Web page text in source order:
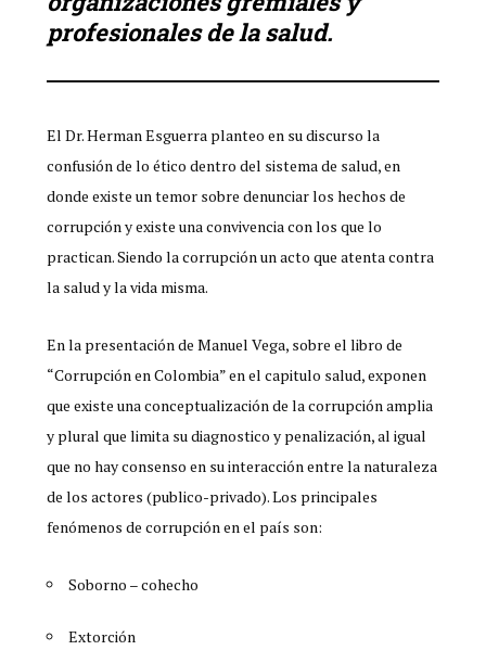
profesionales de la salud.
El Dr. Herman Esguerra planteo en su discurso la
confusión de lo ético dentro del sistema de salud, en
donde existe un temor sobre denunciar los hechos de
corrupción y existe una convivencia con los que lo
practican. Siendo la corrupción un acto que atenta contra
la salud y la vida misma.
En la presentación de Manuel Vega, sobre el libro de
“Corrupción en Colombia” en el capitulo salud, exponen
que existe una conceptualización de la corrupción amplia
y plural que limita su diagnostico y penalización, al igual
que no hay consenso en su interacción entre la naturaleza
de los actores (publico-privado). Los principales
fenómenos de corrupción en el país son:
Soborno – cohecho
Extorción